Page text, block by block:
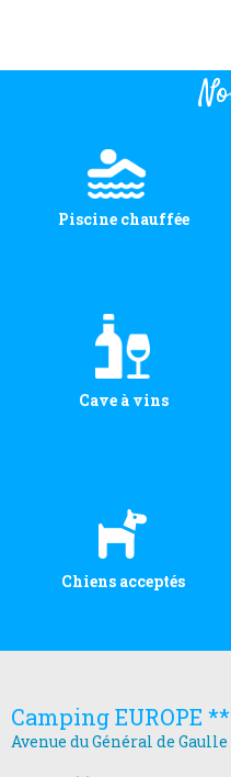
Piscine chauffée
Cave à vins
Chiens acceptés
Camping EUROPE
Avenue du Général de